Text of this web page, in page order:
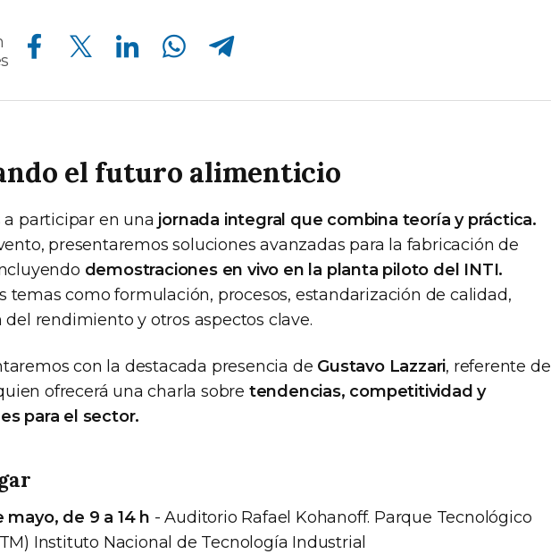
Compartir en Facebook Compartir en Twitter Compartir en Linkedin Compartir en Whatsapp Compartir en Telegram
el futuro alimenticio
participar en una jornada integral que combina teoría y práctica.
presentaremos soluciones avanzadas para la fabricación de
demostraciones en vivo en la planta piloto del INTI.
temas como formulación, procesos, estandarización de calidad,
rendimiento y otros aspectos clave.
con la destacada presencia de Gustavo Lazzari, referente de
ofrecerá una charla sobre tendencias, competitividad y
para el sector.
mayo, de 9 a 14 h - Auditorio Rafael Kohanoff. Parque Tecnológico
Instituto Nacional de Tecnología Industrial